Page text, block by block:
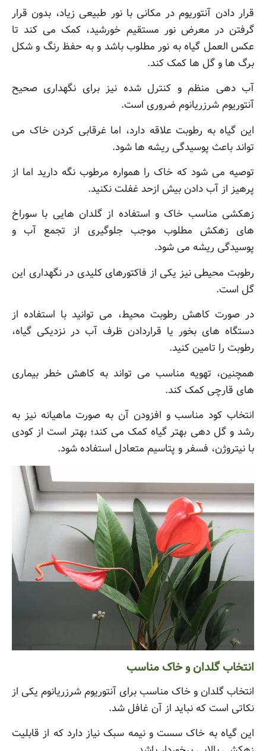
قرار دادن آنتوریوم در مکانی با نور طبیعی زیاد، بدون قرار
گرفتن در معرض نور مستقیم خورشید، کمک می کند تا
عکس العمل گیاه به نور مطلوب باشد و به حفظ رنگ و شکل
برگ ها و گل ها کمک کند.
آب دهی منظم و کنترل شده نیز برای نگهداری صحیح
آنتوریوم شرزریانوم ضروری است.
این گیاه به رطوبت علاقه دارد، اما غرقابی کردن خاک می
تواند باعث پوسیدگی ریشه ها شود.
توصیه می شود که خاک را همواره مرطوب نگه دارید اما از
پرهیز از آب دادن بیش ازحد غفلت نکنید.
زهکشی مناسب خاک و استفاده از گلدان هایی با سوراخ
های زهکش مطلوب موجب جلوگیری از تجمع آب و
پوسیدگی ریشه می شود.
رطوبت محیطی نیز یکی از فاکتورهای کلیدی در نگهداری این
گل است.
در صورت کاهش رطوبت محیط، می توانید با استفاده از
دستگاه های بخور یا قراردادن ظرف آب در نزدیکی گیاه،
رطوبت را تامین کنید.
همچنین، تهویه مناسب می تواند به کاهش خطر بیماری
های قارچی کمک کند.
انتخاب کود مناسب و افزودن آن به صورت ماهیانه نیز به
رشد و گل دهی بهتر گیاه کمک می کند؛ بهتر است از کودی
با نیتروژن، فسفر و پتاسیم متعادل استفاده شود.
انتخاب گلدان و خاک مناسب
انتخاب گلدان و خاک مناسب برای آنتوریوم شرزریانوم یکی از
نکاتی است که نباید از آن غافل شد.
این گیاه به خاک سست و نیمه سبک نیاز دارد که از قابلیت